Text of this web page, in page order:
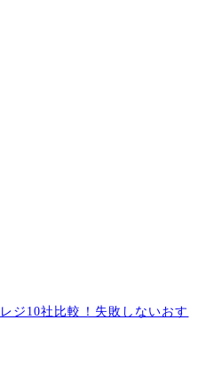
ジ10社比較！失敗しないおす